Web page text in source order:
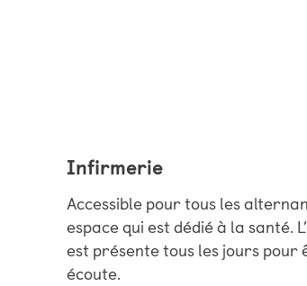
Infirmerie
Accessible pour tous les
espace qui est dédié à la santé.
est présente tous les jours
écoute.